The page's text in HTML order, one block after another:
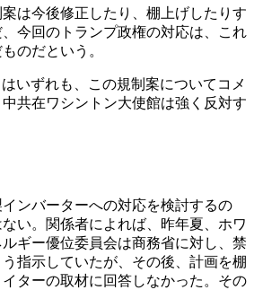
は今後修正したり、棚上げしたりす
今回のトランプ政権の対応は、これ
のだという。
いずれも、この規制案についてコメ
共在ワシントン大使館は強く反対す
インバーターへの対応を検討するの
い。関係者によれば、昨年夏、ホワ
ギー優位委員会は商務省に対し、禁
指示していたが、その後、計画を棚
イターの取材に回答しなかった。その